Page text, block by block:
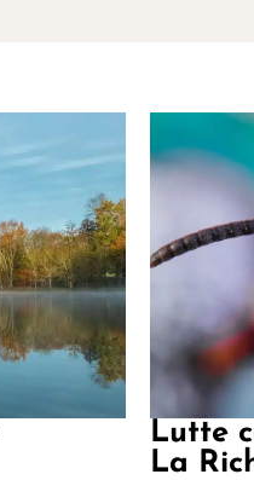
Lutte
La